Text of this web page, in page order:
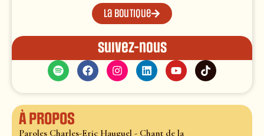
La boutique
Suivez-nous
À propos
Paroles Charles-Eric Hauguel - Chant de la